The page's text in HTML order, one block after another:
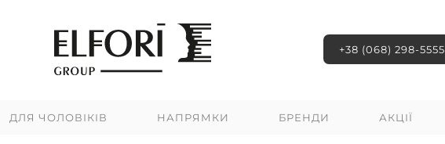
+38 (068) 298-5555
ДЛЯ ЧОЛОВІКІВ НАПРЯМКИ БРЕНДИ АКЦІЇ